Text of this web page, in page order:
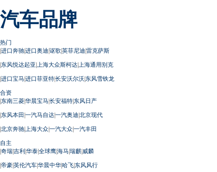
汽车品牌
热门
|进口奔驰|进口奥迪|讴歌|英菲尼迪|雷克萨斯
|东风悦达起亚| 上海大众斯柯达| 上海通用别克
|进口宝马|进口菲亚特|长安沃尔沃|东风雪铁龙
合资
|东南三菱|华晨宝马|长安福特|东风日产
|东风本田 |一汽马自达|一汽奥迪|北京现代
|北京奔驰| 上海大众|一汽大众|一汽丰田
自主
|奇瑞|吉利|华泰|全球鹰|海马|瑞麒|威麟
|帝豪|英伦汽车|华晨中华|哈飞|东风风行